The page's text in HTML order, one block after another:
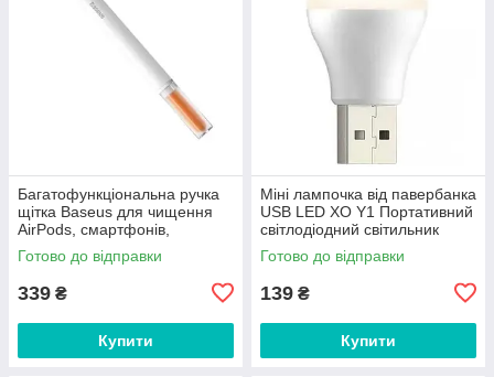
Багатофункціональна ручка
щітка Baseus для чищення
AirPods, смартфонів,
навушників, клавіатури,
гаджетів
Готово до відправки
339 ₴
Купити
Міні лампочка від павербанка
USB LED XO Y1 Портативний
світлодіодний світильник
ліхтарик нічник (1Вт, 5В).
White
Готово до відправки
139 ₴
Купити